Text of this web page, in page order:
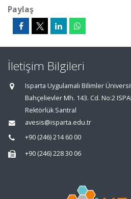
Paylaş
İletişim Bilgileri
Isparta Uygulamalı Bilimler
Bahçelievler Mh. 143. Cd. No:2
Rektörlük Santral
avesis@isparta.edu.tr
+90 (246) 214 60 00
+90 (246) 228 30 06